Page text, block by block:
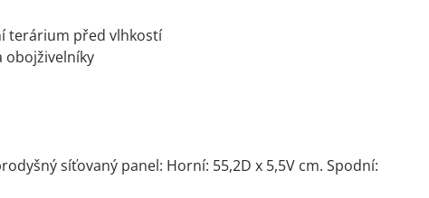
terárium před vlhkostí
obojživelníky
síťovaný panel: Horní: 55,2D x 5,5V cm. Spodní: